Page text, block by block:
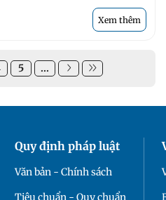
Xem thêm
5 ...
Quy định pháp luật
Văn bản - Chính sách
Tiêu chuẩn - Quy chuẩn